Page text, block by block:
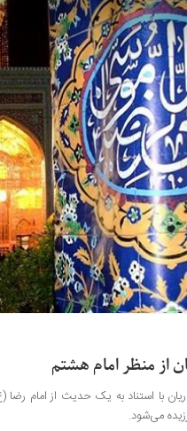
از منظر امام هشتم
با استناد به یک حدیث از امام رضا
می‌شود.